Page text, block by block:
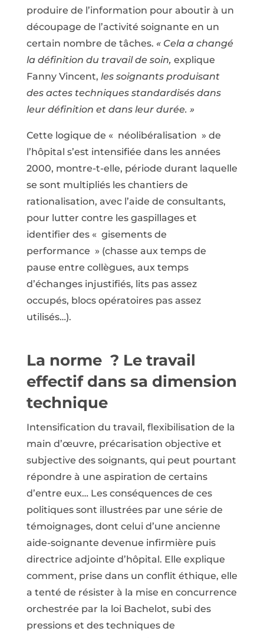
produire de l’information pour aboutir à un
découpage de l’activité soignante en un
certain nombre de tâches. « Cela a changé
la définition du travail de soin, explique
Fanny Vincent, les soignants produisant
des actes techniques standardisés dans
leur définition et dans leur durée. »
Cette logique de « néolibéralisation » de
l’hôpital s’est intensifiée dans les années
2000, montre-t-elle, période durant laquelle
se sont multipliés les chantiers de
rationalisation, avec l’aide de consultants,
pour lutter contre les gaspillages et
identifier des « gisements de
performance » (chasse aux temps de
pause entre collègues, aux temps
d’échanges injustifiés, lits pas assez
occupés, blocs opératoires pas assez
utilisés…).
La norme ? Le travail
effectif dans sa dimension
technique
Intensification du travail, flexibilisation de la
main d’œuvre, précarisation objective et
subjective des soignants, qui peut pourtant
répondre à une aspiration de certains
d’entre eux… Les conséquences de ces
politiques sont illustrées par une série de
témoignages, dont celui d’une ancienne
aide-soignante devenue infirmière puis
directrice adjointe d’hôpital. Elle explique
comment, prise dans un conflit éthique, elle
a tenté de résister à la mise en concurrence
orchestrée par la loi Bachelot, subi des
pressions et des techniques de